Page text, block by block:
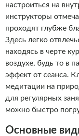
настроиться на
инструкторы
проходят глубже
Здесь легко
находясь в черте
воздухе, будь то в
эффект от сеанса.
медитации на
для регулярных
можно быстро
Основные